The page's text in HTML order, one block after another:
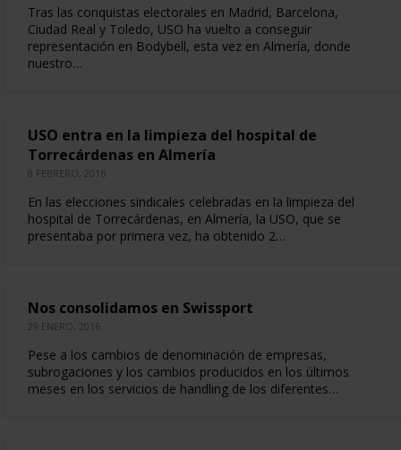
Tras las conquistas electorales en Madrid, Barcelona,
Ciudad Real y Toledo, USO ha vuelto a conseguir
representación en Bodybell, esta vez en Almería, donde
nuestro…
USO entra en la limpieza del hospital de
Torrecárdenas en Almería
8 FEBRERO, 2016
En las elecciones sindicales celebradas en la limpieza del
hospital de Torrecárdenas, en Almería, la USO, que se
presentaba por primera vez, ha obtenido 2…
Nos consolidamos en Swissport
29 ENERO, 2016
Pese a los cambios de denominación de empresas,
subrogaciones y los cambios producidos en los últimos
meses en los servicios de handling de los diferentes…